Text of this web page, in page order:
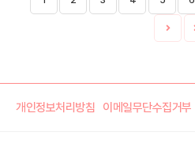
개인정보처리방침 이메일무단수집거부